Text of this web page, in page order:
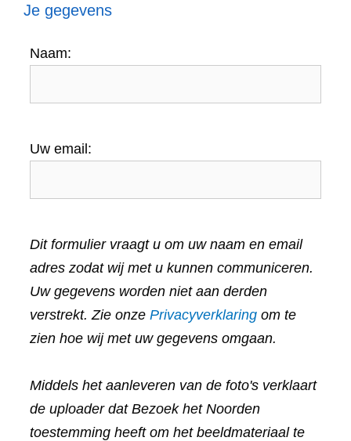
Je gegevens
Naam:
Uw email:
Dit formulier vraagt u om uw naam en email
adres zodat wij met u kunnen communiceren.
Uw gegevens worden niet aan derden
verstrekt. Zie onze Privacyverklaring om te
zien hoe wij met uw gegevens omgaan.
Middels het aanleveren van de foto's verklaart
de uploader dat Bezoek het Noorden
toestemming heeft om het beeldmateriaal te